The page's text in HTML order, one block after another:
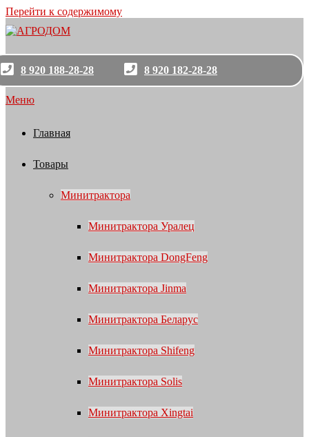
Перейти к содержимому
8 920 188-28-28 8 920 182-28-28
Меню
Главная
Товары
Минитрактора
Минитрактора Уралец
Минитрактора DongFeng
Минитрактора Jinma
Минитрактора Беларус
Минитрактора Shifeng
Минитрактора Solis
Минитрактора Xingtai